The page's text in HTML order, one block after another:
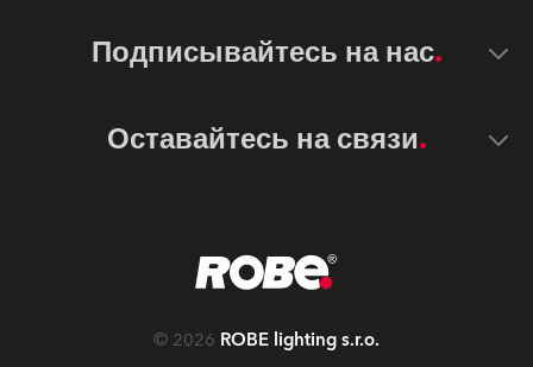
Подписывайтесь на нас
Оставайтесь на связи
© 2026 ROBE lighting s.r.o.